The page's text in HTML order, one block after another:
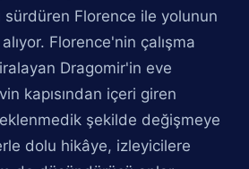
sürdüren Florence ile yolunun
Florence'nin çalışma
Dragomir'in eve
kapısından içeri giren
şekilde değişmeye
dolu hikâye, izleyicilere